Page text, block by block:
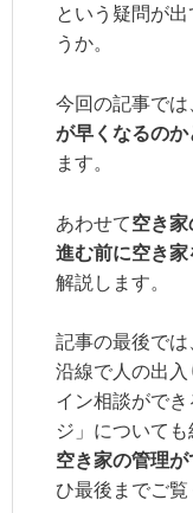
という疑問が
うか。
今回の記事では
が早くなるのか
ます。
あわせて空き
進む前に空き
解説します。
記事の最後で
沿線で人の出
イン相談がで
ジ」についても
空き家の管理
ひ最後までご覧